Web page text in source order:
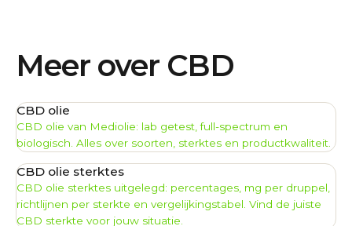
Meer over CBD
CBD olie
CBD olie van Mediolie: lab getest, full-spectrum en
biologisch. Alles over soorten, sterktes en productkwaliteit.
CBD olie sterktes
CBD olie sterktes uitgelegd: percentages, mg per druppel,
richtlijnen per sterkte en vergelijkingstabel. Vind de juiste
CBD sterkte voor jouw situatie.